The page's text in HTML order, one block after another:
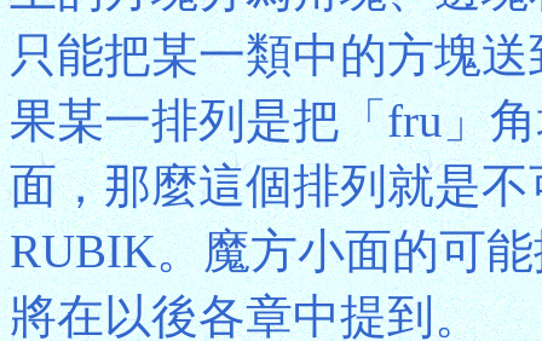
只能把某一類中的方塊
果某一排列是把「fru」
面，那麼這個排列就是
RUBIK。魔方小面的可
將在以後各章中提到。